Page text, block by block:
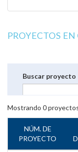
PROYECTOS
Buscar proyecto
Mostrando 0
NÚM. DE
PROYECTO